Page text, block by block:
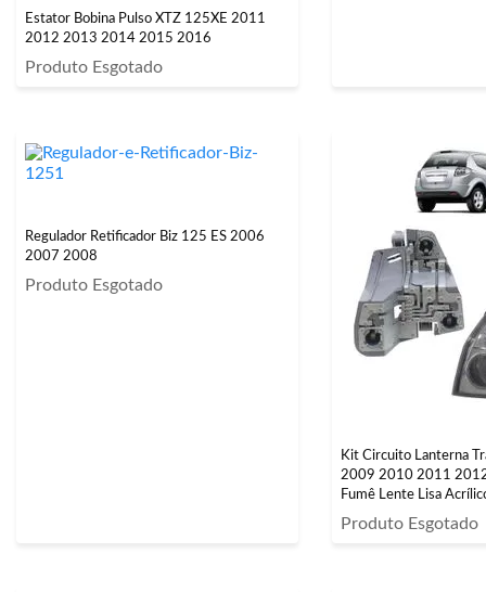
Estator Bobina Pulso XTZ 125XE 2011
2012 2013 2014 2015 2016
Produto Esgotado
Regulador Retificador Biz 125 ES 2006
2007 2008
Produto Esgotado
Kit Circuito Lanterna
2009 2010 2011 2012
Fumê Lente Lisa
Produto Esgotado